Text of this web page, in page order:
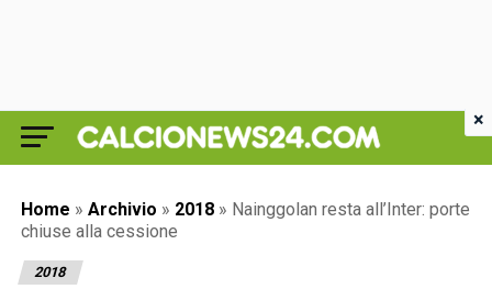
Home » Archivio » 2018 » Nainggolan resta all’Inter: porte
chiuse alla cessione
2018
×